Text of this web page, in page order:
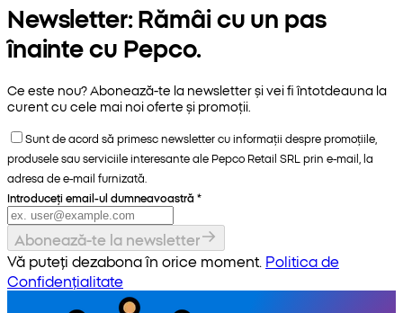
Newsletter: Rămâi cu un pas
înainte cu Pepco.
Ce este nou? Abonează-te la newsletter și vei fi întotdeauna la
curent cu cele mai noi oferte și promoții.
Sunt de acord să primesc newsletter cu informații despre promoțiile,
produsele sau serviciile interesante ale Pepco Retail SRL prin e-mail, la
adresa de e-mail furnizată.
Introduceți email-ul dumneavoastră *
Abonează-te la newsletter
Vă puteți dezabona în orice moment. Politica de
Confidențialitate